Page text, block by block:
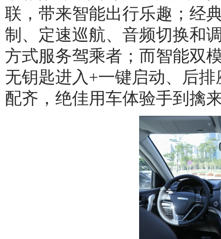
联，带来智能出行乐趣；经
制、定速巡航、音频切换和
方式服务驾乘者；而智能双
无钥匙进入+一键启动、后
配齐，绝佳用车体验手到擒